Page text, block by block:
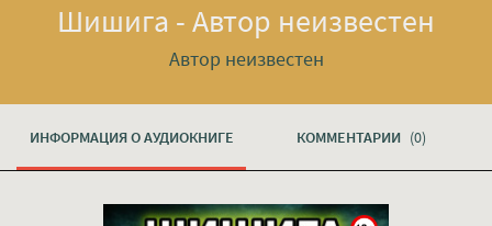
Шишига - Автор неизвестен
Автор неизвестен
ИНФОРМАЦИЯ О АУДИОКНИГЕ КОММЕНТАРИИ (0)